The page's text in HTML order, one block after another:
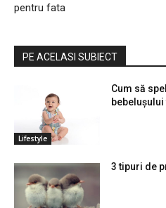
pentru fata
PE ACELASI SUBIECT
Lifestyle
Cum să
bebelușului
3 tipuri de